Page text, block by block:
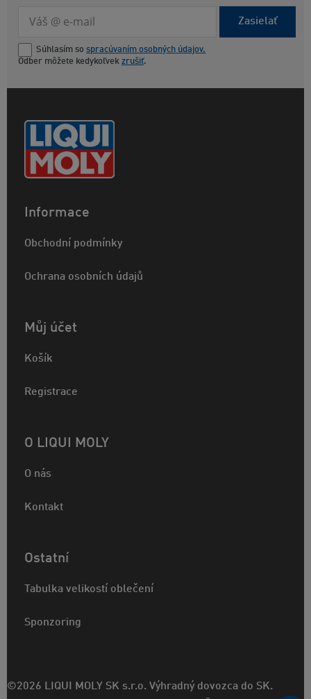
Zasielať
Súhlasím so spracúvaním osobných údajov.
Odber môžete kedykoľvek zrušiť.
Informace
Obchodní podmínky
Ochrana osobních údajů
Můj účet
Košík
Registrace
O LIQUI MOLY
O nás
Kontakt
Ostatní
Tabulka velikostí oblečení
Sponzoring
©2026 LIQUI MOLY SK s.r.o. Výhradný dovozca do SK.